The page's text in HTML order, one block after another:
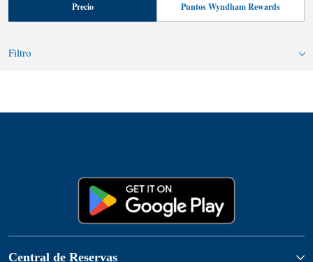
Precio Puntos Wyndham Rewards
Filtro
Central de Reservas